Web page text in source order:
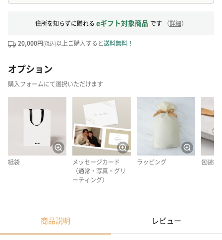
住所を知らずに贈れる eギフト対象商品 です （詳細）
20,000円(税込)以上ご購入すると送料無料！
オプション
購入フォームにて選択いただけます
紙袋
メッセージカード
（通常・写真・グリ
ーティング）
ラッピング 包装紙
商品説明 レビュー